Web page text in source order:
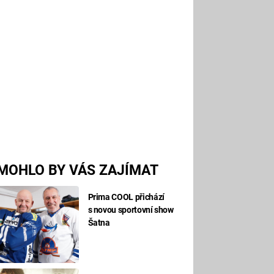
BY VÁS ZAJÍMAT
Prima COOL přichází
s novou sportovní show
Šatna